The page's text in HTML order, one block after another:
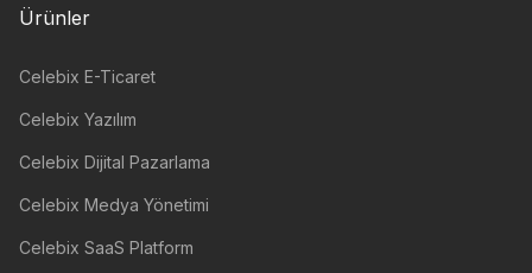
Ürünler
Celebix E-Ticaret
Celebix Yazılım
Celebix Dijital Pazarlama
Celebix Medya Yönetimi
Celebix SaaS Platform